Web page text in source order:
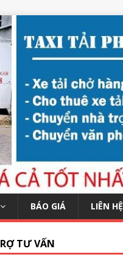
BÁO GIÁ LIÊN HỆ
TƯ VẤN